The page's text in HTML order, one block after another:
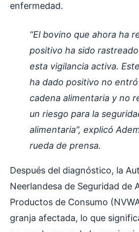
enfermedad.
“El bovino que ahora ha
positivo ha sido
esta vigilancia activa.
ha dado positivo no entró
cadena alimentaria y no
un riesgo para la
alimentaria”, explicó
rueda de prensa.
Después del diagnóstico, la
Neerlandesa de Seguridad de
Productos de Consumo
granja afectada, lo que